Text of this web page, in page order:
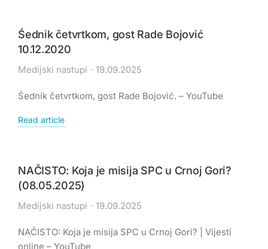
Śednik četvrtkom, gost Rade Bojović
10.12.2020
Medijski nastupi 19.09.2025
Śednik četvrtkom, gost Rade Bojović. – YouTube
Read article
NAČISTO: Koja je misija SPC u Crnoj Gori?
(08.05.2025)
Medijski nastupi 19.09.2025
NAČISTO: Koja je misija SPC u Crnoj Gori? | Vijesti
online – YouTube